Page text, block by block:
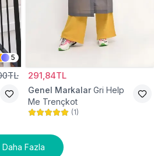
5
291,84TL
Genel Markalar Gri Help
Me Trençkot
(1)
Daha Fazla